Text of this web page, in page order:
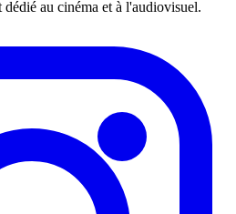
au cinéma et à l'audiovisuel.